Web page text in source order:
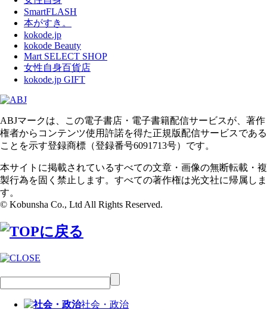
SmartFLASH
本がすき。
kokode.jp
kokode Beauty
Mart SELECT SHOP
女性自身百貨店
kokode.jp GIFT
ABJマークは、この電子書店・電子書籍配信サービスが、著作
権者からコンテンツ使用許諾を得た正規版配信サービスである
ことを示す登録商標（登録番号6091713号）です。
本サイトに掲載されているすべての文章・画像の無断転載・複
製行為を固く禁止します。すべての著作権は光文社に帰属しま
す。
© Kobunsha Co., Ltd All Rights Reserved.
社会・政治